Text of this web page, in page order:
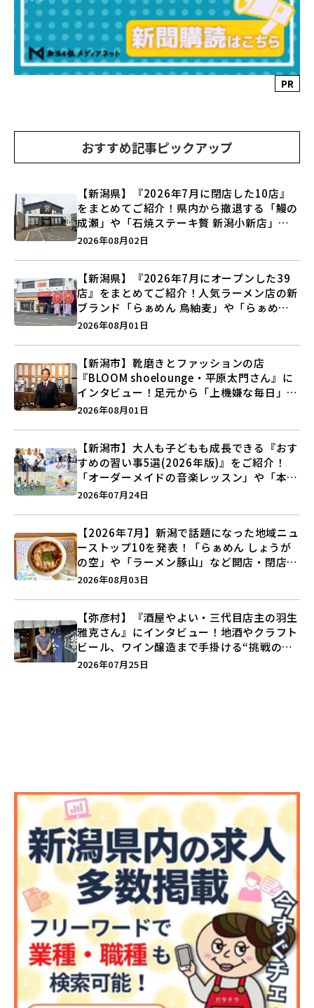
PR
おすすめ記事ピックアップ
【新潟県】『2026年7月に閉店した10店』
をまとめてご紹介！県内から撤退する「鰻の
成瀬」や「石焼ステーキ贅 新潟小新店」が
営業に幕…。
2026年08月02日
【新潟県】『2026年7月にオープンした39
店』をまとめてご紹介！人気ラーメン店の新
ブランド「らぁめん 鳥紬麦」や「らぁめん
しょうがの空」など盛りだくさん♪
2026年08月01日
【新潟市】靴磨きとファッションの店
『BLOOM shoelounge・平原太門さん』に
インタビュー！足元から「上機嫌な毎日」を
つくる装いの提案とは？
2026年08月01日
【新潟市】大人も子どもも成長できる『おす
すめの習い事5選(2026年版)』をご紹介！
「オーダーメイドの音楽レッスン」や「本格
キックボクシング」で新しい自分を見つけよ
2026年07月24日
【2026年7月】新潟で話題になった地域ニュ
ーストップ10を発表！「らぁめん しょうが
の空」や「ラーメン豚山」など開店・閉店の
注目記事をランキングでご紹介♪
2026年08月03日
【弥彦村】『酒屋やよい・三代目店主の羽生
雅克さん』にインタビュー！地酒やクラフト
ビール、ワイン醸造まで手掛ける“挑戦の歴
史”に迫る♪
2026年07月25日